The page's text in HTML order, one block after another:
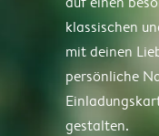
klassischen
mit deinen
persönliche
gestalten.